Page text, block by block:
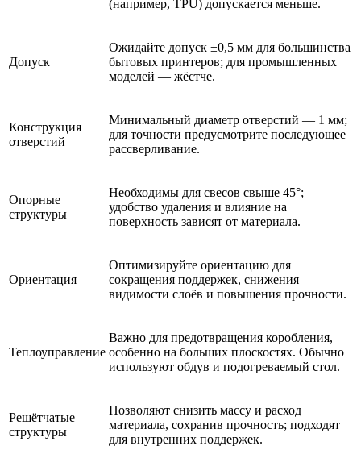
(например, TPU) допускается меньше.
Допуск
Ожидайте допуск ±0,5 мм для большинства
бытовых принтеров; для промышленных
моделей — жёстче.
Конструкция
отверстий
Минимальный диаметр отверстий — 1 мм;
для точности предусмотрите последующее
рассверливание.
Опорные
структуры
Необходимы для свесов свыше 45°;
удобство удаления и влияние на
поверхность зависят от материала.
Ориентация
Оптимизируйте ориентацию для
сокращения поддержек, снижения
видимости слоёв и повышения прочности.
Теплоуправление
Важно для предотвращения коробления,
особенно на больших плоскостях. Обычно
используют обдув и подогреваемый стол.
Решётчатые
структуры
Позволяют снизить массу и расход
материала, сохранив прочность; подходят
для внутренних поддержек.